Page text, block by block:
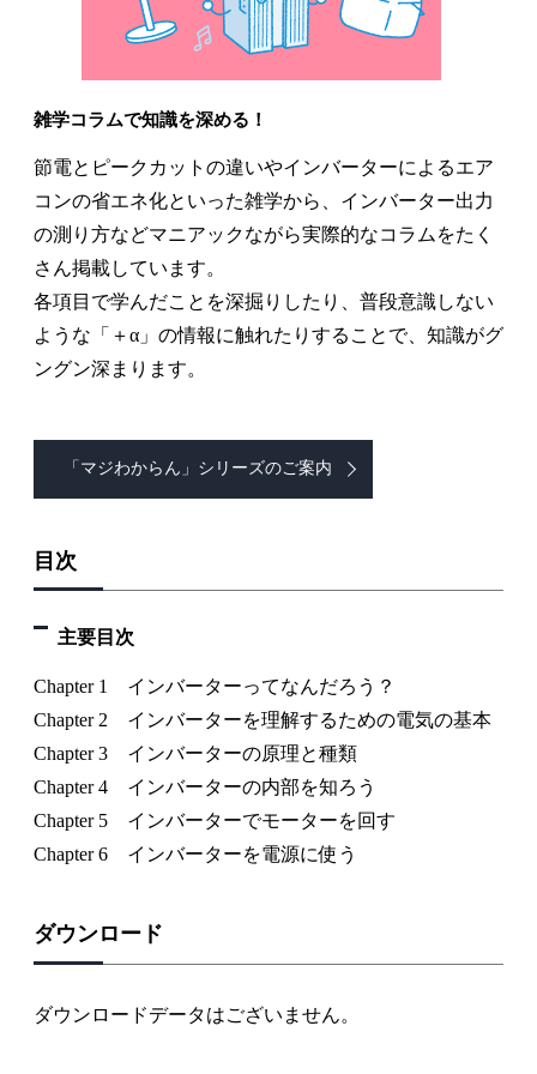
雑学コラムで知識を深める！
節電とピークカットの違いやインバーターによるエア
コンの省エネ化といった雑学から、インバーター出力
の測り方などマニアックながら実際的なコラムをたく
さん掲載しています。
各項目で学んだことを深掘りしたり、普段意識しない
ような「＋α」の情報に触れたりすることで、知識がグ
ングン深まります。
「マジわからん」シリーズのご案内
目次
主要目次
Chapter 1 インバーターってなんだろう？
Chapter 2 インバーターを理解するための電気の基本
Chapter 3 インバーターの原理と種類
Chapter 4 インバーターの内部を知ろう
Chapter 5 インバーターでモーターを回す
Chapter 6 インバーターを電源に使う
ダウンロード
ダウンロードデータはございません。